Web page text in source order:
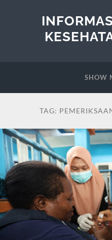
SHOW
TAG: